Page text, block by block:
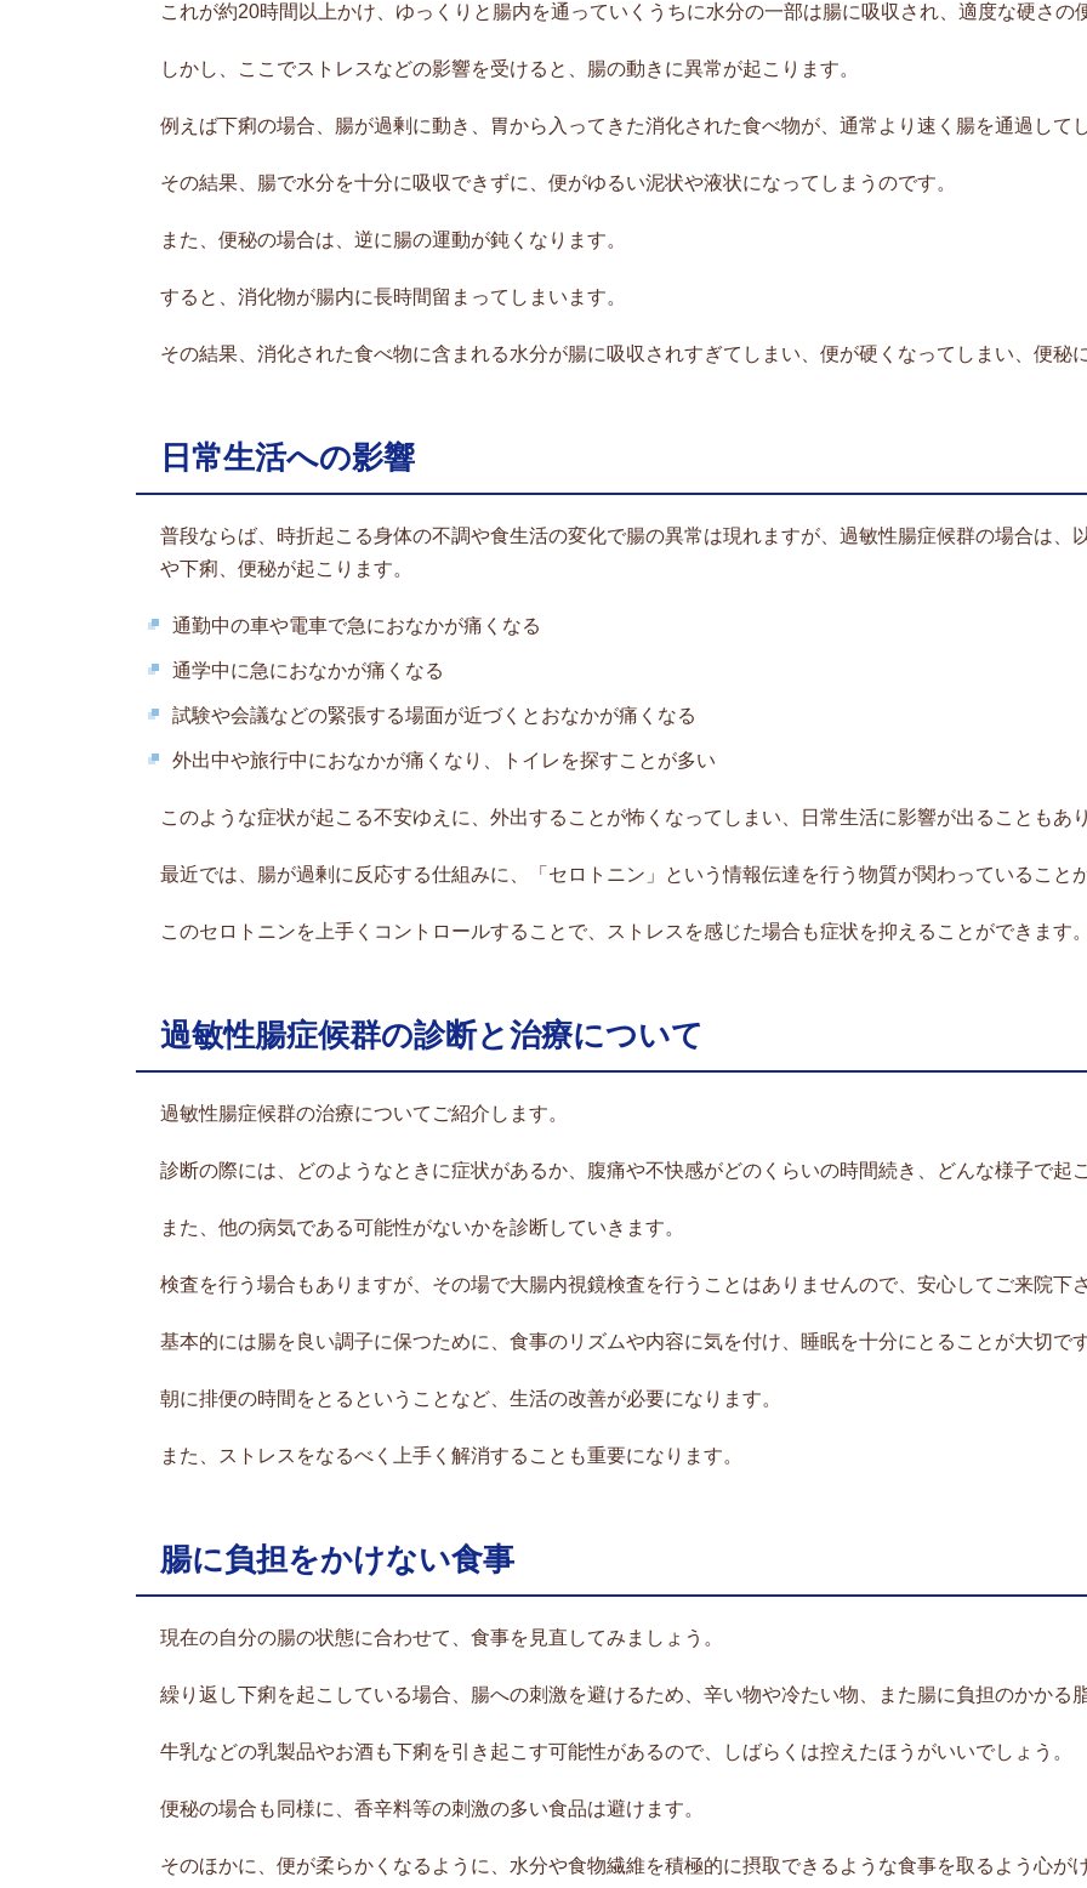
これが約20時間以上かけ、ゆっくりと腸内を通っていくうちに水分の一部は腸に吸収され、適度な硬さの
しかし、ここでストレスなどの影響を受けると、腸の動きに異常が起こります。
例えば下痢の場合、腸が過剰に動き、胃から入ってきた消化された食べ物が、通常より速く腸を通過して
その結果、腸で水分を十分に吸収できずに、便がゆるい泥状や液状になってしまうのです。
また、便秘の場合は、逆に腸の運動が鈍くなります。
すると、消化物が腸内に長時間留まってしまいます。
その結果、消化された食べ物に含まれる水分が腸に吸収されすぎてしまい、便が硬くなってしまい、便秘
日常生活への影響
普段ならば、時折起こる身体の不調や食生活の変化で腸の異常は現れますが、過敏性腸症候群の場合は、
や下痢、便秘が起こります。
通勤中の車や電車で急におなかが痛くなる
通学中に急におなかが痛くなる
試験や会議などの緊張する場面が近づくとおなかが痛くなる
外出中や旅行中におなかが痛くなり、トイレを探すことが多い
このような症状が起こる不安ゆえに、外出することが怖くなってしまい、日常生活に影響が出ることもあり
最近では、腸が過剰に反応する仕組みに、「セロトニン」という情報伝達を行う物質が関わっていること
このセロトニンを上手くコントロールすることで、ストレスを感じた場合も症状を抑えることができます。
過敏性腸症候群の診断と治療について
過敏性腸症候群の治療についてご紹介します。
診断の際には、どのようなときに症状があるか、腹痛や不快感がどのくらいの時間続き、どんな様子で起
また、他の病気である可能性がないかを診断していきます。
検査を行う場合もありますが、その場で大腸内視鏡検査を行うことはありませんので、安心してご来院下さ
基本的には腸を良い調子に保つために、食事のリズムや内容に気を付け、睡眠を十分にとることが大切です
朝に排便の時間をとるということなど、生活の改善が必要になります。
また、ストレスをなるべく上手く解消することも重要になります。
腸に負担をかけない食事
現在の自分の腸の状態に合わせて、食事を見直してみましょう。
繰り返し下痢を起こしている場合、腸への刺激を避けるため、辛い物や冷たい物、また腸に負担のかかる
牛乳などの乳製品やお酒も下痢を引き起こす可能性があるので、しばらくは控えたほうがいいでしょう。
便秘の場合も同様に、香辛料等の刺激の多い食品は避けます。
そのほかに、便が柔らかくなるように、水分や食物繊維を積極的に摂取できるような食事を取るよう心が